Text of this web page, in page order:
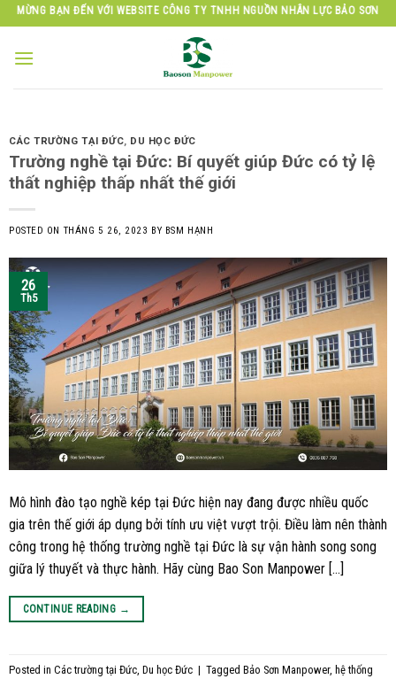
Skip
to
content
ĐẾN VỚI WEBSITE CÔNG TY TNHH NGUỒN NHÂN LỰC BẢO SƠN
CÁC TRƯỜNG TẠI ĐỨC, DU HỌC ĐỨC
Trường nghề tại Đức: Bí quyết giúp Đức có tỷ lệ
thất nghiệp thấp nhất thế giới
POSTED ON THÁNG 5 26, 2023 BY BSM HẠNH
26
Th5
Mô hình đào tạo nghề kép tại Đức hiện nay đang được nhiều quốc
gia trên thế giới áp dụng bởi tính ưu việt vượt trội. Điều làm nên thành
công trong hệ thống trường nghề tại Đức là sự vận hành song song
giữa lý thuyết và thực hành. Hãy cùng Bao Son Manpower […]
CONTINUE READING →
Posted in Các trường tại Đức Du học Đức | Tagged Bảo Sơn Manpower, hệ thống